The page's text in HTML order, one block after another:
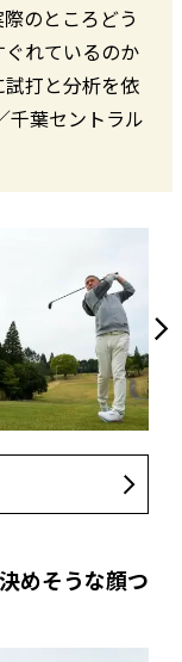
のところどう
れているのか
打と分析を依
葉セントラル
めそうな顔つ